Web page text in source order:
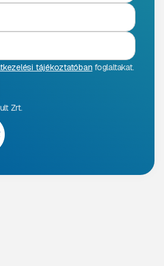
tájékoztatóban foglaltakat.
Zrt.